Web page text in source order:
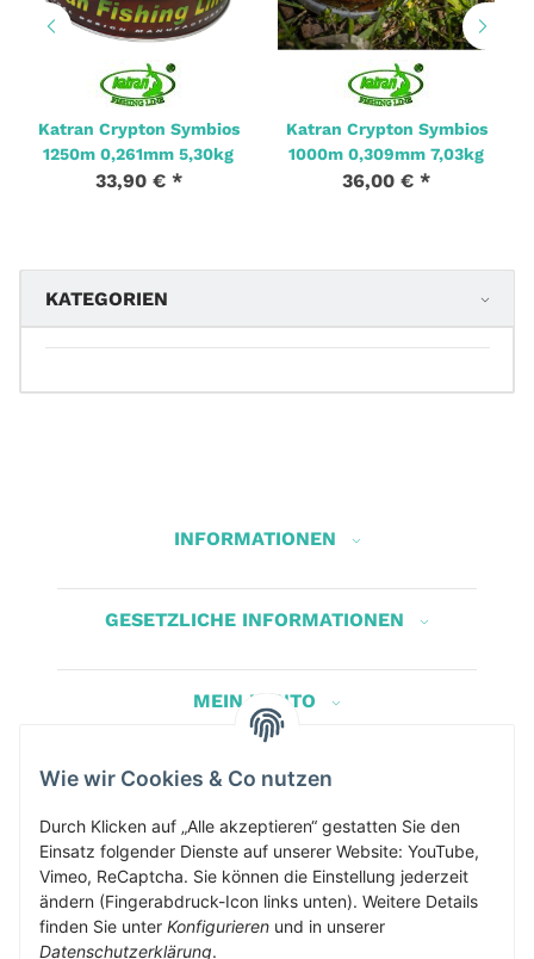
Katran Crypton Symbios
1250m 0,261mm 5,30kg
33,90 € *
Katran Crypton Symbios
1000m 0,309mm 7,03kg
36,00 € *
KATEGORIEN
INFORMATIONEN
GESETZLICHE INFORMATIONEN
MEIN KONTO
Herbis Anglerladen
Inh.Herbert Schinnerl
Kirchdorf am Inn 5
4982 Kirchdorf am Inn
info@herbis-anglerladen.at
Wie wir Cookies & Co nutzen
Durch Klicken auf „Alle akzeptieren“ gestatten Sie den
Einsatz folgender Dienste auf unserer Website: YouTube,
Vimeo, ReCaptcha. Sie können die Einstellung jederzeit
ändern (Fingerabdruck-Icon links unten). Weitere Details
finden Sie unter Konfigurieren und in unserer
Datenschutzerklärung.